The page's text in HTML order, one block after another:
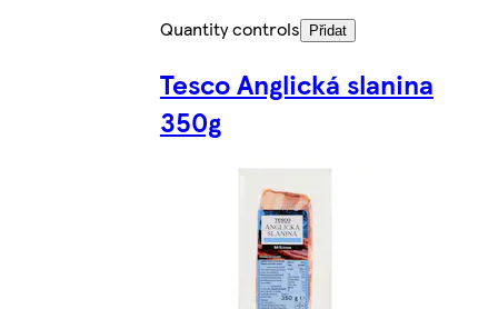
Quantity controls
Přidat
Tesco Anglická slanina
350g